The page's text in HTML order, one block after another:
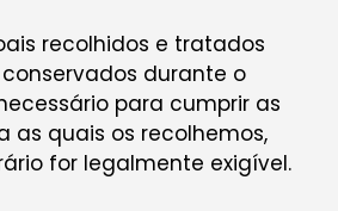
recolhidos e tratados
durante o
para cumprir as
as quais os recolhemos,
for legalmente exigível.